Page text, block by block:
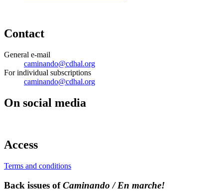
Contact
General e-mail
caminando@cdhal.org
For individual subscriptions
caminando@cdhal.org
On social media
Access
Terms and conditions
Back issues ofCaminando / En marche!